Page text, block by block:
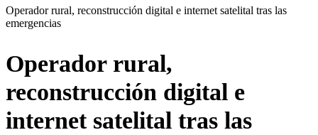
Operador rural, reconstrucción digital e internet satelital tras las
emergencias
Operador rural,
reconstrucción digital e
internet satelital tras las